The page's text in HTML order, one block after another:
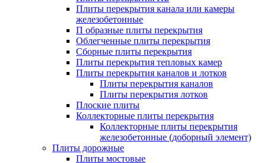
Плиты перекрытия канала или камеры
железобетонные
П образные плиты перекрытия
Облегченные плиты перекрытия
Сборные плиты перекрытия
Плиты перекрытия тепловых камер
Плиты перекрытия каналов и лотков
Плиты перекрытия каналов
Плиты перекрытия лотков
Плоские плиты
Коллекторные плиты перекрытия
Коллекторные плиты перекрытия
железобетонные (доборный элемент)
Плиты дорожные
Плиты мостовые